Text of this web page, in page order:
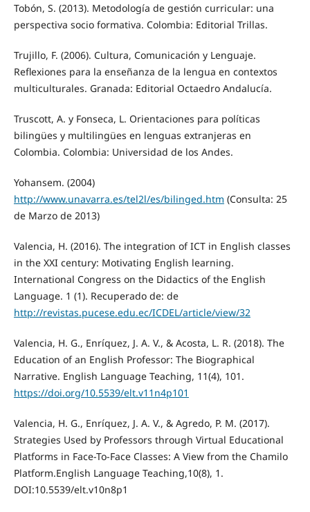
Tobón, S. (2013). Metodología de gestión curricular: una
perspectiva socio formativa. Colombia: Editorial Trillas.
Trujillo, F. (2006). Cultura, Comunicación y Lenguaje.
Reflexiones para la enseñanza de la lengua en contextos
multiculturales. Granada: Editorial Octaedro Andalucía.
Truscott, A. y Fonseca, L. Orientaciones para políticas
bilingües y multilingües en lenguas extranjeras en
Colombia. Colombia: Universidad de los Andes.
Yohansem. (2004)
http://www.unavarra.es/tel2l/es/bilinged.htm (Consulta: 25
de Marzo de 2013)
Valencia, H. (2016). The integration of ICT in English classes
in the XXI century: Motivating English learning.
International Congress on the Didactics of the English
Language. 1 (1). Recuperado de: de
http://revistas.pucese.edu.ec/ICDEL/article/view/32
Valencia, H. G., Enríquez, J. A. V., & Acosta, L. R. (2018). The
Education of an English Professor: The Biographical
Narrative. English Language Teaching, 11(4), 101.
https://doi.org/10.5539/elt.v11n4p101
Valencia, H. G., Enríquez, J. A. V., & Agredo, P. M. (2017).
Strategies Used by Professors through Virtual Educational
Platforms in Face-To-Face Classes: A View from the Chamilo
Platform.English Language Teaching,10(8), 1.
DOI:10.5539/elt.v10n8p1